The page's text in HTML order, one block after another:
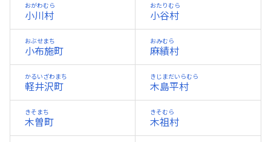
小川村
おがわむら
小谷村
おたりむら
小布施町
おぶせまち
麻績村
おみむら
軽井沢町
かるいざわまち
木島平村
きじまだいらむら
木曽町
きそまち
木祖村
きそむら